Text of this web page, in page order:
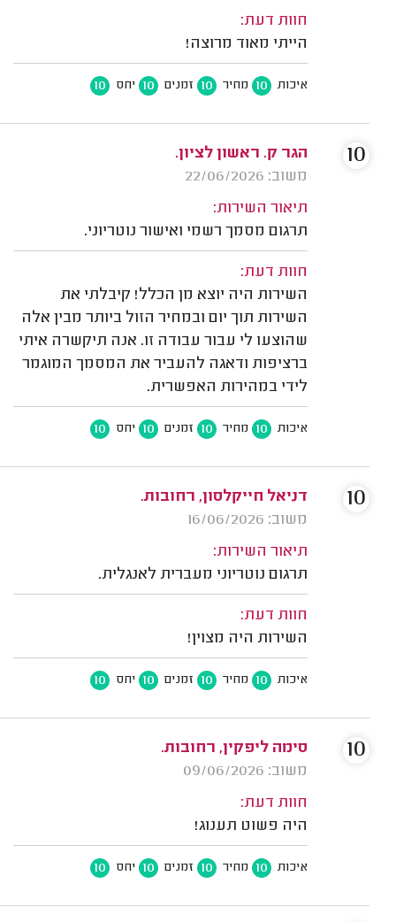
חוות דעת:
הייתי מאוד מרוצה!
איכות 10 מחיר 10 זמנים 10 יחס 10
הגר ק. ראשון לציון.
משוב: 22/06/2026
תיאור השירות:
תרגום מסמך רשמי ואישור נוטריוני.
חוות דעת:
השירות היה יוצא מן הכלל! קיבלתי את
השירות תוך יום ובמחיר הזול ביותר מבין אלה
שהוצעו לי עבור עבודה זו. אנה תיקשרה איתי
ברציפות ודאגה להעביר את המסמך המוגמר
לידי במהירות האפשרית.
איכות 10 מחיר 10 זמנים 10 יחס 10
10
דניאל חייקלסון, רחובות.
משוב: 16/06/2026
תיאור השירות:
תרגום נוטריוני מעברית לאנגלית.
חוות דעת:
השירות היה מצוין!
איכות 10 מחיר 10 זמנים 10 יחס 10
10
סימה ליפקין, רחובות.
משוב: 09/06/2026
חוות דעת:
היה פשוט תענוג!
איכות 10 מחיר 10 זמנים 10 יחס 10
10